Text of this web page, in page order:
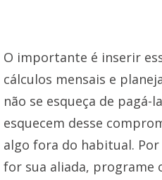
O importante é inserir
cálculos mensais e
não se esqueça de pagá-
esquecem desse
algo fora do habitual.
for sua aliada, programe